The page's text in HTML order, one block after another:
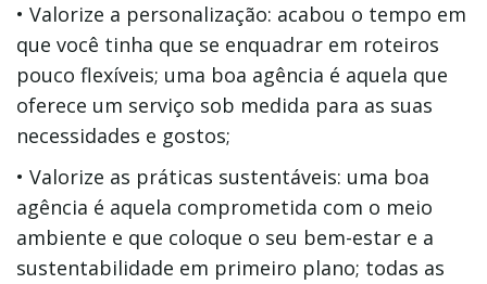
• Valorize a personalização: acabou o tempo em
que você tinha que se enquadrar em roteiros
pouco flexíveis; uma boa agência é aquela que
oferece um serviço sob medida para as suas
necessidades e gostos;
• Valorize as práticas sustentáveis: uma boa
agência é aquela comprometida com o meio
ambiente e que coloque o seu bem-estar e a
sustentabilidade em primeiro plano; todas as